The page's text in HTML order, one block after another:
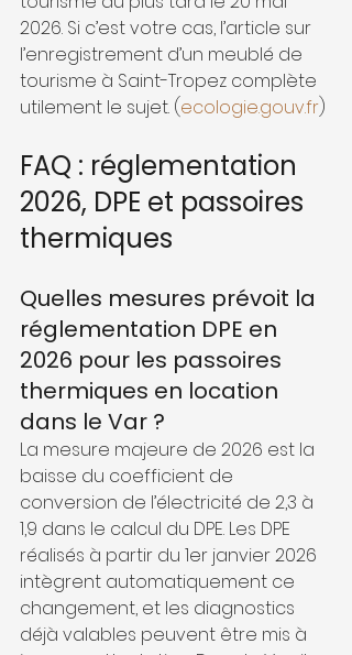
2026. Si c’est votre cas, l’article sur
l’enregistrement d’un meublé de
tourisme à Saint-Tropez complète
utilement le sujet. (ecologie.gouv.fr)
FAQ : réglementation
2026, DPE et passoires
thermiques
Quelles mesures prévoit la
réglementation DPE en
2026 pour les passoires
thermiques en location
dans le Var ?
La mesure majeure de 2026 est la
baisse du coefficient de
conversion de l’électricité de 2,3 à
1,9 dans le calcul du DPE. Les DPE
réalisés à partir du 1er janvier 2026
intègrent automatiquement ce
changement, et les diagnostics
déjà valables peuvent être mis à